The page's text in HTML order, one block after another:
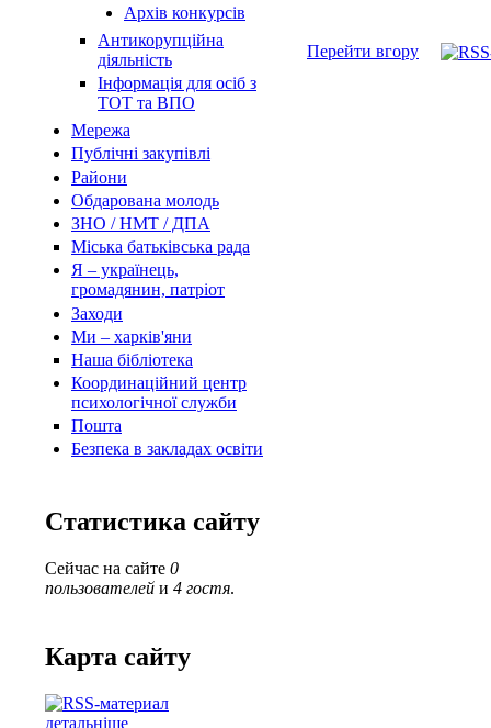
Архів конкурсів
Антикорупційна
діяльність
Інформація для осіб з
ТОТ та ВПО
Мережа
Публічні закупівлі
Райони
Обдарована молодь
ЗНО / НМТ / ДПА
Міська батьківська рада
Я – українець,
громадянин, патріот
Заходи
Ми – харків'яни
Наша бібліотека
Координаційний центр
психологічної служби
Пошта
Безпека в закладах освіти
Статистика сайту
Сейчас на сайте 0
пользователей и 4 гостя.
Карта сайту
детальніше
Перейти вгору